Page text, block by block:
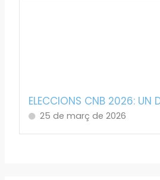
ELECCIONS CNB 2026: UN
25 de març de 2026